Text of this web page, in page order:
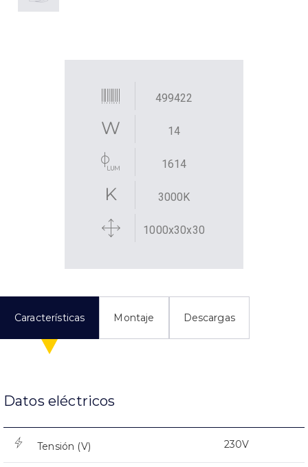
499422
14
1614
3000K
1000x30x30
Características Montaje Descargas
Datos eléctricos
Tensión (V) 230V